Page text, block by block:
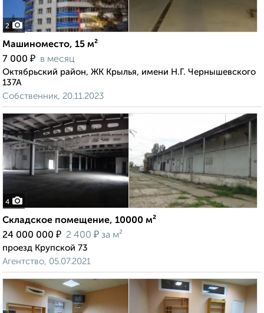
2
Машиноместо, 15 м²
7 000 ₽ в месяц
Октябрьский район, ЖК Крылья, имени Н.Г. Чернышевского
137А
Собственник, 20.11.2023
4
Складское помещение, 10000 м²
24 000 000 ₽ 2 400 ₽ за м²
проезд Крупской 73
Агентство, 05.07.2021